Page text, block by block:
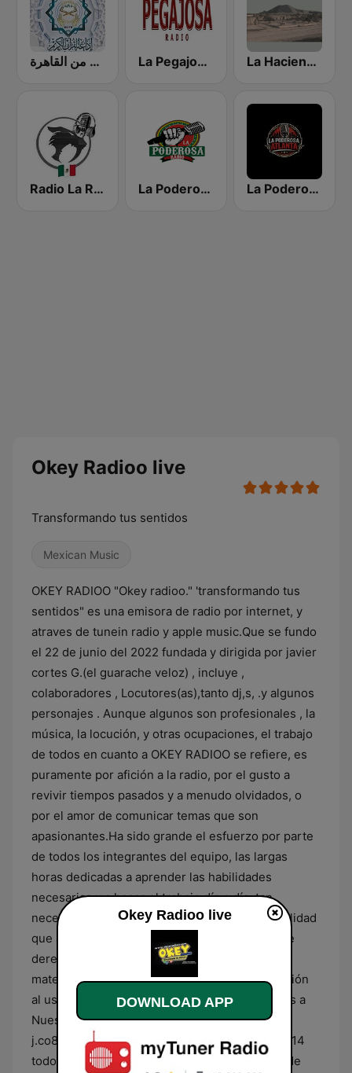
إذاعة القرآن الكريم من القاهرة La Pegajosa Radio HD La Hacienda Radio
Radio La Rugidora La Poderosa Radio La Poderosa Atlanta
Okey Radioo live
Transformando tus sentidos
Mexican Music
OKEY RADIOO "Okey radioo." 'transformando tus
sentidos" es una emisora de radio por internet, y
atraves de tunein radio y apple music.Que se fundo
el 22 de junio del 2022 fundada y dirigida por javier
cortes G.(el guarache veloz) , incluye ,
colaboradores , Locutores(as),tanto dj,s, .y algunos
personajes . Aunque algunos son profesionales , la
música, la locución, y otras ocupaciones, el trabajo
de todos en cuanto a OKEY RADIOO se refiere, es
puramente por afición a la radio, por el gusto a
revivir tiempos pasados y a menudo olvidados, o
por el amor de comunicar temas que son
apasionantes.Ha sido grande el esfuerzo por parte
de todos los integrantes del equipo, las largas
horas dedicadas a aprender las habilidades
necesarias y a hacer el trabajo día a día, tan
necesario para poder ofrecer programas de calidad
que agraden a nuestros oyentes. Si usted tiene
derechos de propiedad intelectual sobre algún
material transmitido por nosotros y tiene objeción
al uso que hacemos de él, por favor, escríbanos a
Nuestro CORREO ELECTRONICO
j.co87.jc@gmail.com o llamanos al (917)397-9614
todos los derechos reservados. Un Concepto de
Okey Radioo live
DOWNLOAD APP